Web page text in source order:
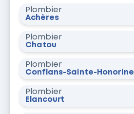
Plombier
Achères
Plombier
Chatou
Plombier
Conflans-Sainte-Honorine
Plombier
Élancourt